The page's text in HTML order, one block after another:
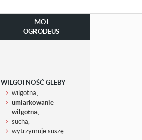
MÓJ
OGRODEUS
WILGOTNOŚĆ GLEBY
wilgotna,
umiarkowanie
wilgotna
sucha,
wytrzymuje suszę